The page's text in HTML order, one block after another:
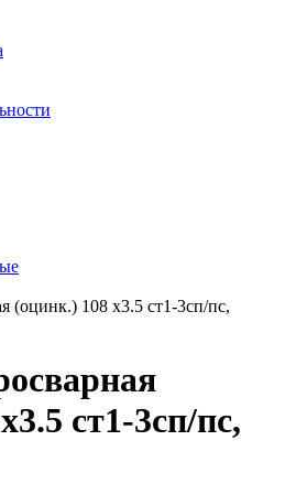
(оцинк.) 108 х3.5 ст1-3сп/пс,
ст1-3сп/пс,